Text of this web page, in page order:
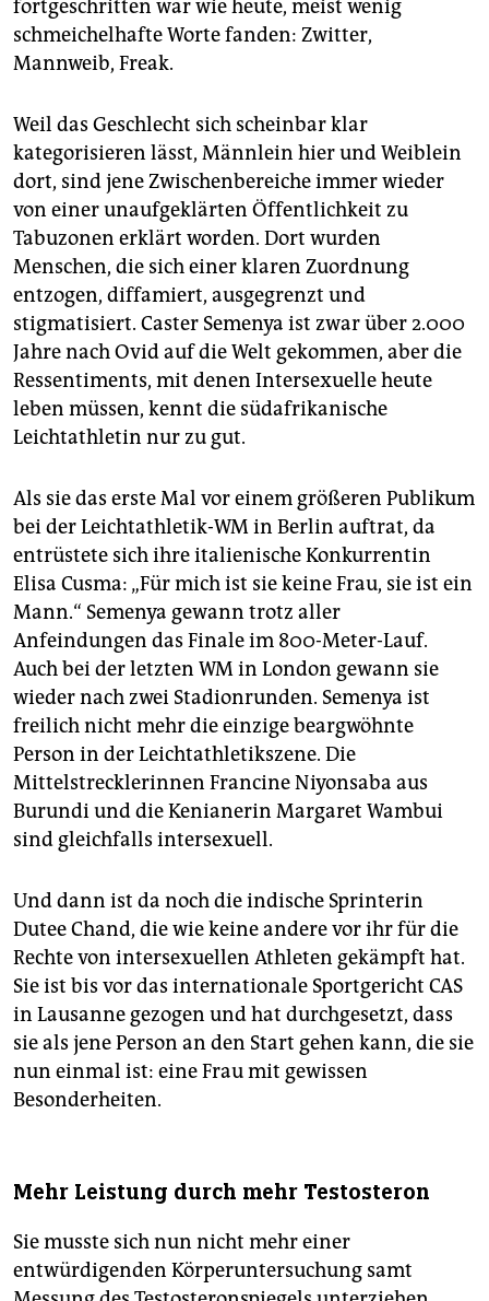
fortgeschritten war wie heute, meist wenig
schmeichelhafte Worte fanden: Zwitter,
Mannweib, Freak.
Weil das Geschlecht sich scheinbar klar
kategorisieren lässt, Männlein hier und Weiblein
dort, sind jene Zwischenbereiche immer wieder
von einer unaufgeklärten Öffentlichkeit zu
Tabuzonen erklärt worden. Dort wurden
Menschen, die sich einer klaren Zuordnung
entzogen, diffamiert, ausgegrenzt und
stigmatisiert. Caster Semenya ist zwar über 2.000
Jahre nach Ovid auf die Welt gekommen, aber die
Ressentiments, mit denen Intersexuelle heute
leben müssen, kennt die südafrikanische
Leichtathletin nur zu gut.
Als sie das erste Mal vor einem größeren Publikum
bei der Leichtathletik-WM in Berlin auftrat, da
entrüstete sich ihre italienische Konkurrentin
Elisa Cusma: „Für mich ist sie keine Frau, sie ist ein
Mann.“ Semenya gewann trotz aller
Anfeindungen das Finale im 800-Meter-Lauf.
Auch bei der letzten WM in London gewann sie
wieder nach zwei Stadionrunden. Semenya ist
freilich nicht mehr die einzige beargwöhnte
Person in der Leichtathletikszene. Die
Mittelstrecklerinnen Francine Niyonsaba aus
Burundi und die Kenianerin Margaret Wambui
sind gleichfalls intersexuell.
Und dann ist da noch die indische Sprinterin
Dutee Chand, die wie keine andere vor ihr für die
Rechte von intersexuellen Athleten gekämpft hat.
Sie ist bis vor das internationale Sportgericht CAS
in Lausanne gezogen und hat durchgesetzt, dass
sie als jene Person an den Start gehen kann, die sie
nun einmal ist: eine Frau mit gewissen
Besonderheiten.
Mehr Leistung durch mehr Testosteron
Sie musste sich nun nicht mehr einer
entwürdigenden Körperuntersuchung samt